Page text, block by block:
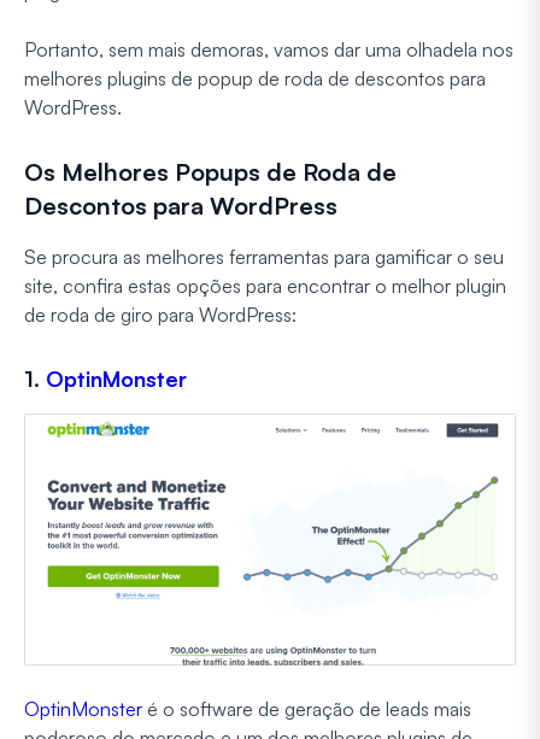
Portanto, sem mais demoras, vamos dar uma olhadela nos
melhores plugins de popup de roda de descontos para
WordPress.
Os Melhores Popups de Roda de
Descontos para WordPress
Se procura as melhores ferramentas para gamificar o seu
site, confira estas opções para encontrar o melhor plugin
de roda de giro para WordPress:
1. OptinMonster
OptinMonster é o software de geração de leads mais